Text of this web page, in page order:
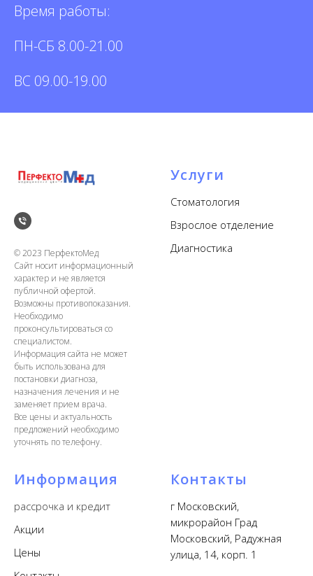
Время работы:
ПН-СБ 8.00-21.00
ВС 09.00-19.00
© 2023 ПерфектоМед
Сайт носит информационный
характер и не является
публичной офертой.
Возможны противопоказания.
Необходимо
проконсультироваться со
специалистом.
Информация сайта не может
быть использована для
постановки диагноза,
назначения лечения и не
заменяет прием врача.
Все цены и актуальность
предложений необходимо
уточнять по телефону.
Услуги
Стоматология
Взрослое отделение
Диагностика
Информация
рассрочка и кредит
Акции
Цены
Контакты
г Московский,
микрорайон Град
Московский, Радужная
улица, 14, корп. 1